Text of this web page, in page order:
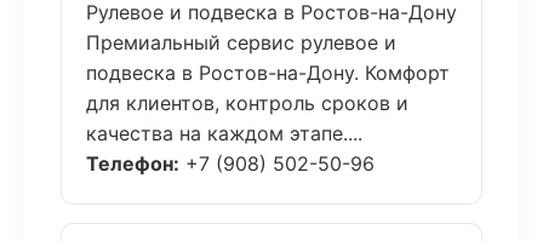
Рулевое и подвеска в Ростов-на-Дону
Премиальный сервис рулевое и
подвеска в Ростов-на-Дону. Комфорт
для клиентов, контроль сроков и
качества на каждом этапе....
Телефон: +7 (908) 502-50-96